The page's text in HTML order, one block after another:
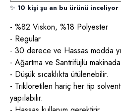
✨ 10 kişi şu an bu ürünü inceliyor
- %82 Viskon, %18 Polyester
- Regular
- 30 derece ve Hassas modda
- Ağartma ve Santrifüjlü
- Düşük sıcaklıkta ütülenebilir.
- Trikloretilen hariç her tip
yapılabilir.